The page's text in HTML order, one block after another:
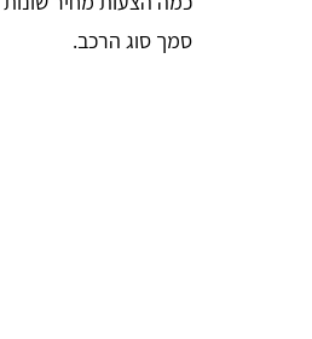
סמך סוג הרכב.